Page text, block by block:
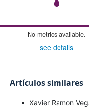
No metrics available.
see details
Artículos similares
Xavier Ramon